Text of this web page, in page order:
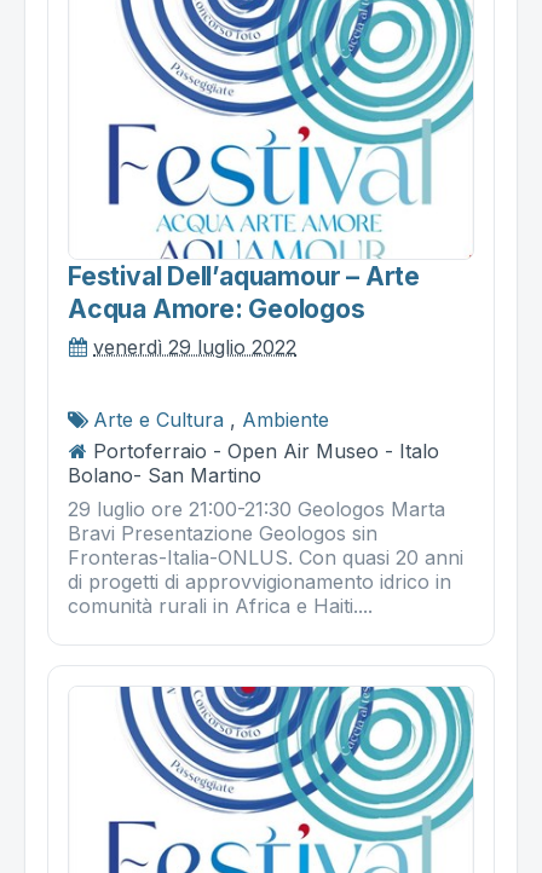
Festival Dell’aquamour – Arte
Acqua Amore: Geologos
venerdì 29 luglio 2022
Arte e Cultura , Ambiente
Portoferraio - Open Air Museo - Italo
Bolano- San Martino
29 luglio ore 21:00-21:30 Geologos Marta
Bravi Presentazione Geologos sin
Fronteras-Italia-ONLUS. Con quasi 20 anni
di progetti di approvvigionamento idrico in
comunità rurali in Africa e Haiti....